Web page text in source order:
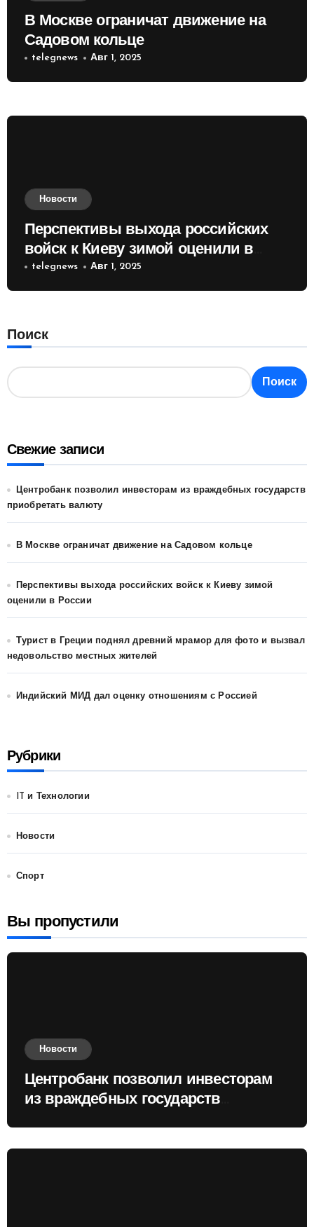
В Москве ограничат движение на
Садовом кольце
telegnews Авг 1, 2025
Новости
Перспективы выхода российских
войск к Киеву зимой оценили в
России
telegnews Авг 1, 2025
Поиск
Поиск
Свежие записи
Центробанк позволил инвесторам из враждебных государств
приобретать валюту
В Москве ограничат движение на Садовом кольце
Перспективы выхода российских войск к Киеву зимой
оценили в России
Турист в Греции поднял древний мрамор для фото и вызвал
недовольство местных жителей
Индийский МИД дал оценку отношениям с Россией
Рубрики
IT и Технологии
Новости
Спорт
Вы пропустили
Новости
Центробанк позволил инвесторам
из враждебных государств